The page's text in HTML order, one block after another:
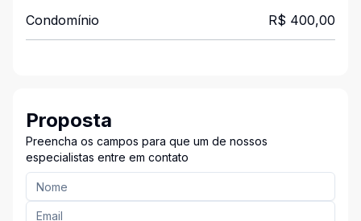
Condomínio R$ 400,00
Proposta
Preencha os campos para que um de nossos
especialistas entre em contato